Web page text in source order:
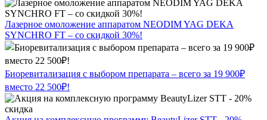
Лазерное омоложение аппаратом NEODIM YAG DEKA
SYNCHRO FT – со скидкой 30%!
Биоревитализация с выбором препарата – всего за 19 900₽
вместо 22 500₽!